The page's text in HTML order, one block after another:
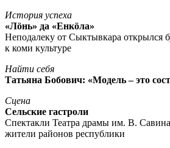
История успеха
«Лöнь» да «Енкöла»
Неподалеку от Сыктывкара открылся
к коми культуре
Найти себя
Татьяна Бобович: «Модель – это
Сцена
Сельские гастроли
Спектакли Театра драмы им. В.
жители районов республики